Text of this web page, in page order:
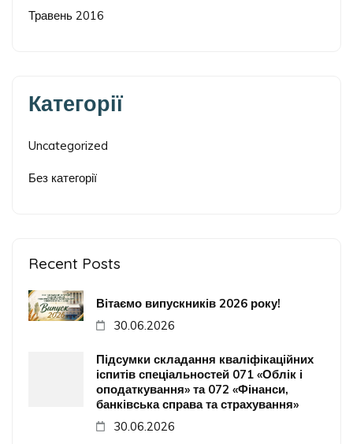
Травень 2016
Категорії
Uncategorized
Без категорії
Recent Posts
Вітаємо випускників 2026 року!
30.06.2026
Підсумки складання кваліфікаційних
іспитів спеціальностей 071 «Облік і
оподаткування» та 072 «Фінанси,
банківська справа та страхування»
30.06.2026